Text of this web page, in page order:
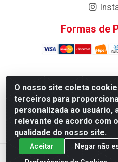
O nosso site coleta
terceiros para
personalizada ao usuário,
relevante de acordo com
qualidade do nosso site.
Aceitar
Negar não
Formas de
Atacadao da Limpeza F.
Distribuicao LTDA - Quadra
Industrial (Taguatinga),
CNPJ